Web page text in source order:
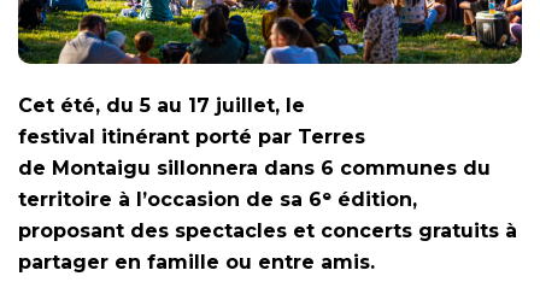
Cet été, du 5 au 17 juillet, le
festival itinérant porté par Terres
de Montaigu sillonnera dans 6 communes du
territoire à l’occasion de sa 6ᵉ édition,
proposant des spectacles et concerts gratuits à
partager en famille ou entre amis.